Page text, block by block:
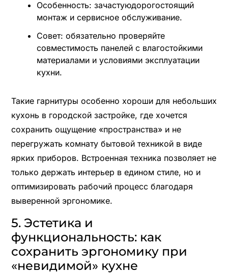
Особенность: зачастуюдорогостоящий
монтаж и сервисное обслуживание.
Совет: обязательно проверяйте
совместимость панелей с влагостойкими
материалами и условиями эксплуатации
кухни.
Такие гарнитуры особенно хороши для небольших
кухонь в городской застройке, где хочется
сохранить ощущение «пространства» и не
перегружать комнату бытовой техникой в виде
ярких приборов. Встроенная техника позволяет не
только держать интерьер в едином стиле, но и
оптимизировать рабочий процесс благодаря
выверенной эргономике.
5. Эстетика и
функциональность: как
сохранить эргономику при
«невидимой» кухне